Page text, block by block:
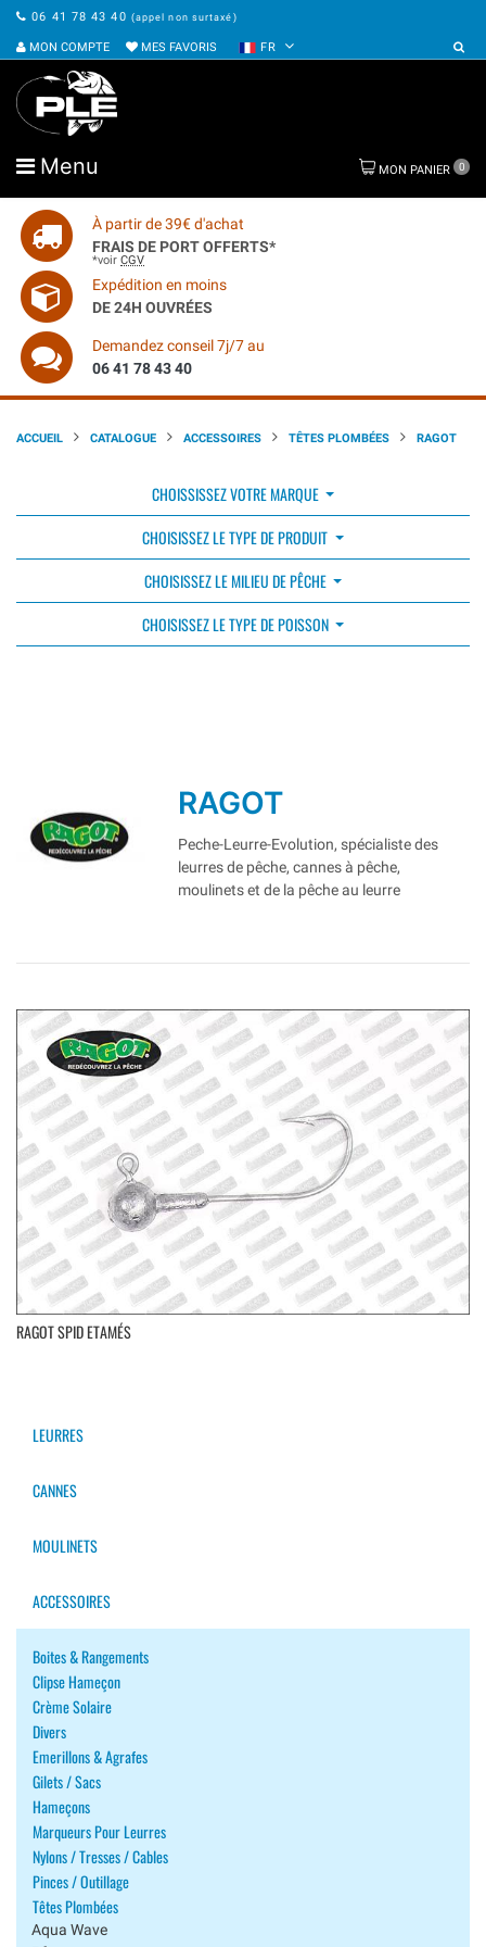
06 41 78 43 40 (appel non surtaxé)
MON COMPTE MES FAVORIS FR
Menu MON PANIER 0
À partir de 39€ d'achat
FRAIS DE PORT OFFERTS*
*voir CGV
Expédition en moins
DE 24H OUVRÉES
Demandez conseil 7j/7 au
06 41 78 43 40
ACCUEIL CATALOGUE ACCESSOIRES TÊTES PLOMBÉES RAGOT
CHOISSISSEZ VOTRE MARQUE
CHOISISSEZ LE TYPE DE PRODUIT
CHOISISSEZ LE MILIEU DE PÊCHE
CHOISISSEZ LE TYPE DE POISSON
RAGOT
Peche-Leurre-Evolution, spécialiste des
leurres de pêche, cannes à pêche,
moulinets et de la pêche au leurre
RAGOT SPID ETAMÉS
LEURRES
CANNES
MOULINETS
ACCESSOIRES
Boites & Rangements
Clipse Hameçon
Crème Solaire
Divers
Emerillons & Agrafes
Gilets / Sacs
Hameçons
Marqueurs Pour Leurres
Nylons / Tresses / Cables
Pinces / Outillage
Têtes Plombées
Aqua Wave